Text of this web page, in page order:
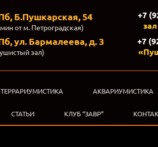
Б.Пушкарская, 54
от м. Петроградская)
ул. Бармалеева, д. 3
зал)
+7
+7
ТЕРРАРИУМИСТИКА АКВАРИУМИСТИКА
СТАТЬИ КЛУБ “ЗАВР”